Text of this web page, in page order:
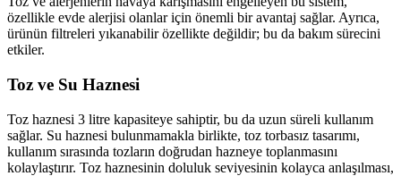
özellikle evde alerjisi olanlar için önemli bir avantaj sağlar. Ayrıca,
ürünün filtreleri yıkanabilir özellikte değildir; bu da bakım sürecini
etkiler.
Toz ve Su Haznesi
Toz haznesi 3 litre kapasiteye sahiptir, bu da uzun süreli kullanım
sağlar. Su haznesi bulunmamakla birlikte, toz torbasız tasarımı,
kullanım sırasında tozların doğrudan hazneye toplanmasını
kolaylaştırır. Toz haznesinin doluluk seviyesinin kolayca anlaşılması,